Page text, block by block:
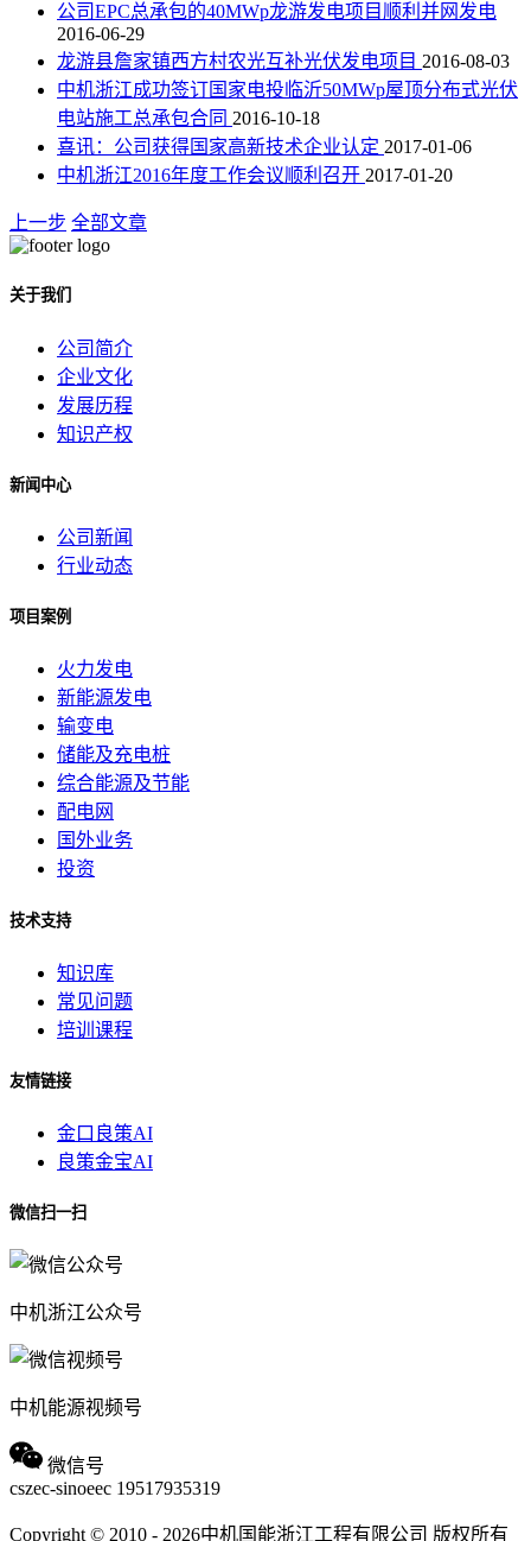
公司EPC总承包的40MWp龙游发电项目顺利并网发电
2016-06-29
龙游县詹家镇西方村农光互补光伏发电项目 2016-08-03
中机浙江成功签订国家电投临沂50MWp屋顶分布式光伏
电站施工总承包合同 2016-10-18
喜讯：公司获得国家高新技术企业认定 2017-01-06
中机浙江2016年度工作会议顺利召开 2017-01-20
上一步 全部文章
关于我们
公司简介
企业文化
发展历程
知识产权
新闻中心
公司新闻
行业动态
项目案例
火力发电
新能源发电
输变电
储能及充电桩
综合能源及节能
配电网
国外业务
投资
技术支持
知识库
常见问题
培训课程
友情链接
金口良策AI
良策金宝AI
微信扫一扫
中机浙江公众号
中机能源视频号
微信号
cszec-sinoeec 19517935319
Copyright © 2010 - 2026中机国能浙江工程有限公司 版权所有